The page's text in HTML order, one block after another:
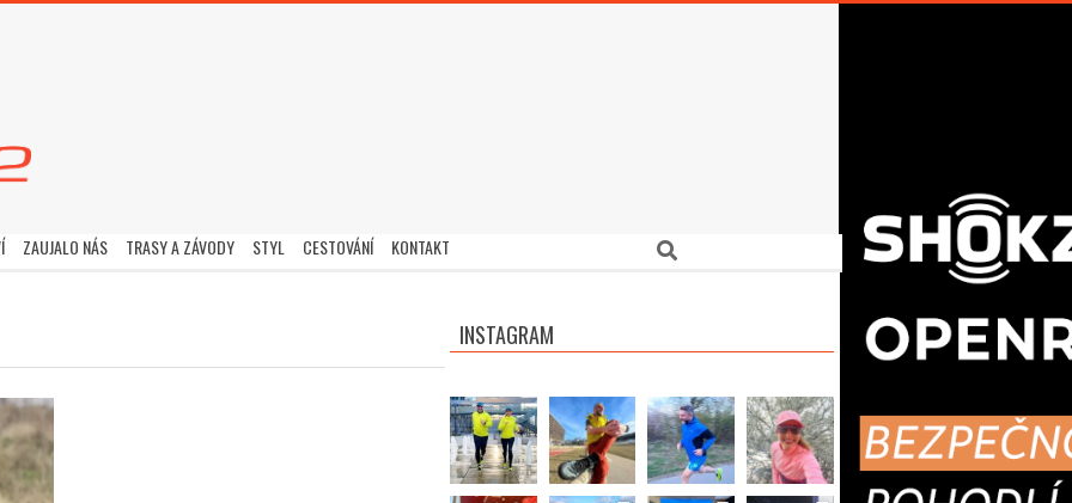
ZAUJALO NÁS TRASY A ZÁVODY STYL CESTOVÁNÍ KONTAKT Search
INSTAGRAM